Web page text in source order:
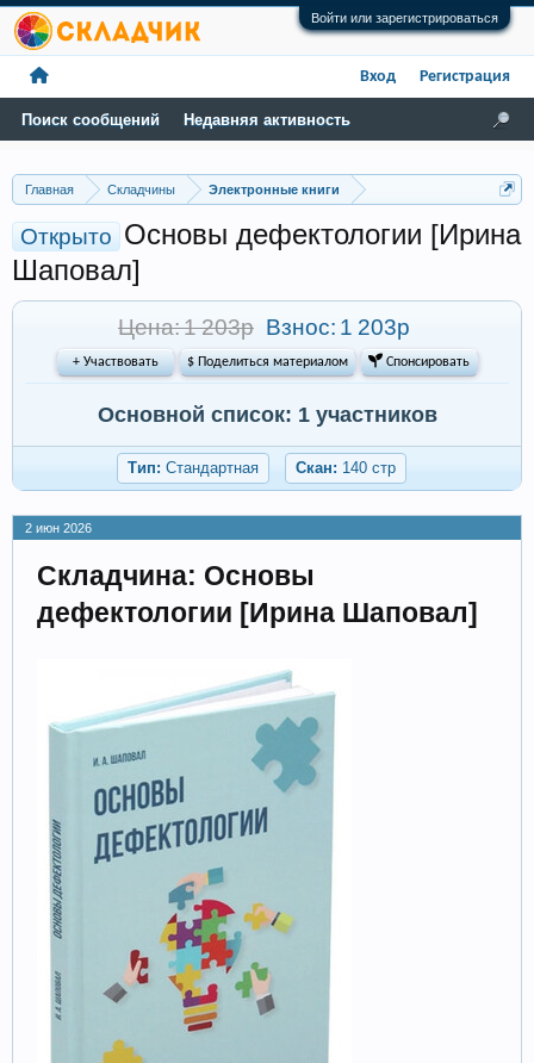
Войти или зарегистрироваться
Главная Складчины Электронные книги
Открыто Основы дефектологии [Ирина
Шаповал]
Цена: 1 203р Взнос: 1 203р
+ Участвовать $ Поделиться материалом  Спонсировать
Основной список: 1 участников
Тип: Стандартная Скан: 140 стр
2 июн 2026
Складчина: Основы
дефектологии [Ирина Шаповал]
Поиск сообщений Недавняя активность
Вход Регистрация